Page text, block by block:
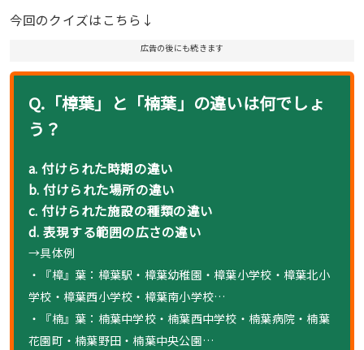
今回のクイズはこちら↓
広告の後にも続きます
Q.「樟葉」と「楠葉」の違いは何でしょ
う？
a. 付けられた時期の違い
b. 付けられた場所の違い
c. 付けられた施設の種類の違い
d. 表現する範囲の広さの違い
→具体例
・『樟』葉：樟葉駅・樟葉幼稚園・樟葉小学校・樟葉北小
学校・樟葉西小学校・樟葉南小学校…
・『楠』葉：楠葉中学校・楠葉西中学校・楠葉病院・楠葉
花園町・楠葉野田・楠葉中央公園…